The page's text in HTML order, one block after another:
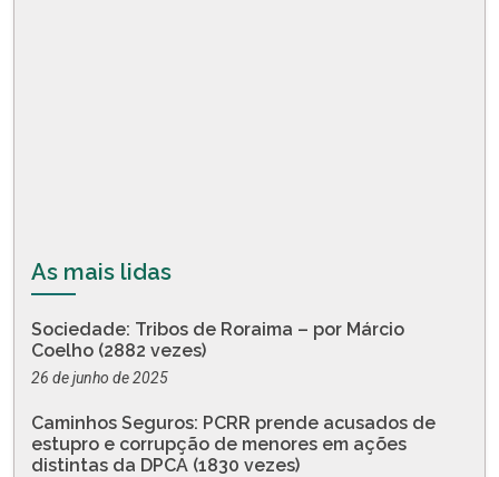
As mais lidas
Sociedade: Tribos de Roraima – por Márcio
Coelho (2882 vezes)
26 de junho de 2025
Caminhos Seguros: PCRR prende acusados de
estupro e corrupção de menores em ações
distintas da DPCA (1830 vezes)